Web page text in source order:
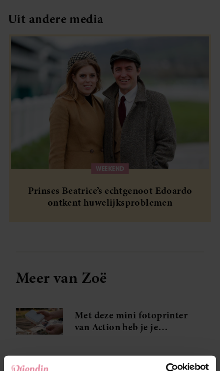
Uit andere media
WEEKEND
Prinses Beatrice’s echtgenoot Edoardo
ontkent huwelijksproblemen
Meer van Zoë
Met deze mini fotoprinter
van Action heb je je